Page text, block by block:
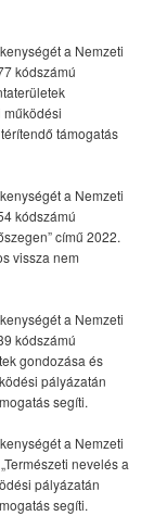
a Nemzeti
kódszámú
működési
támogatás
a Nemzeti
kódszámú
című 2022.
vissza nem
a Nemzeti
kódszámú
gondozása és
pályázatán
segíti.
a Nemzeti
nevelés a
pályázatán
segíti.